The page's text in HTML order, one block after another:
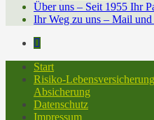
Über uns – Seit 1955 Ihr
Ihr Weg zu uns – Mail
Start
Risiko-
Absicherung
Datenschutz
Impressum